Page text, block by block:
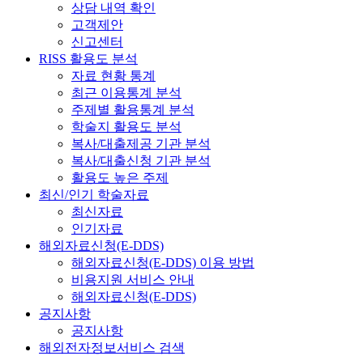
상담 내역 확인
고객제안
신고센터
RISS 활용도 분석
자료 현황 통계
최근 이용통계 분석
주제별 활용통계 분석
학술지 활용도 분석
복사/대출제공 기관 분석
복사/대출신청 기관 분석
활용도 높은 주제
최신/인기 학술자료
최신자료
인기자료
해외자료신청(E-DDS)
해외자료신청(E-DDS) 이용 방법
비용지원 서비스 안내
해외자료신청(E-DDS)
공지사항
공지사항
해외전자정보서비스 검색